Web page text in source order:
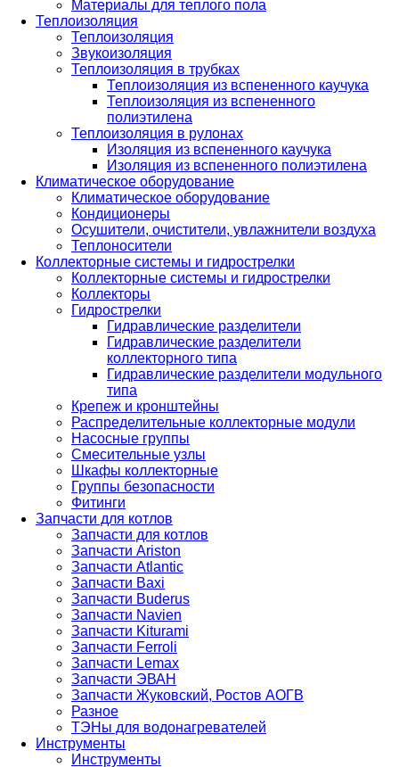
Материалы для теплого пола
Теплоизоляция
Теплоизоляция
Звукоизоляция
Теплоизоляция в трубках
Теплоизоляция из вспененного каучука
Теплоизоляция из вспененного
полиэтилена
Теплоизоляция в рулонах
Изоляция из вспененного каучука
Изоляция из вспененного полиэтилена
Климатическое оборудование
Климатическое оборудование
Кондиционеры
Осушители, очистители, увлажнители воздуха
Теплоносители
Коллекторные системы и гидрострелки
Коллекторные системы и гидрострелки
Коллекторы
Гидрострелки
Гидравлические разделители
Гидравлические разделители
коллекторного типа
Гидравлические разделители модульного
типа
Крепеж и кронштейны
Распределительные коллекторные модули
Насосные группы
Смесительные узлы
Шкафы коллекторные
Группы безопасности
Фитинги
Запчасти для котлов
Запчасти для котлов
Запчасти Ariston
Запчасти Atlantic
Запчасти Baxi
Запчасти Buderus
Запчасти Navien
Запчасти Kiturami
Запчасти Ferroli
Запчасти Lemax
Запчасти ЭВАН
Запчасти Жуковский, Ростов АОГВ
Разное
ТЭНы для водонагревателей
Инструменты
Инструменты